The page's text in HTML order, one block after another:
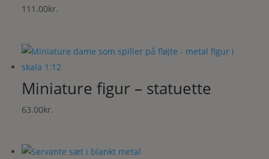
111.00kr.
Miniature figur – statuette
63.00kr.